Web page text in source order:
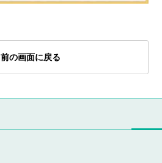
前の画面に戻る